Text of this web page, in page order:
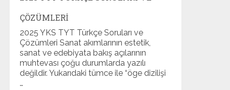
ÇÖZÜMLERI
2025 YKS TYT Türkçe Soruları ve
Çözümleri Sanat akımlarının estetik,
sanat ve edebiyata bakış açılarının
muhtevası çoğu durumlarda yazılı
değildir. Yukarıdaki tümce ile “öge dizilişi
…